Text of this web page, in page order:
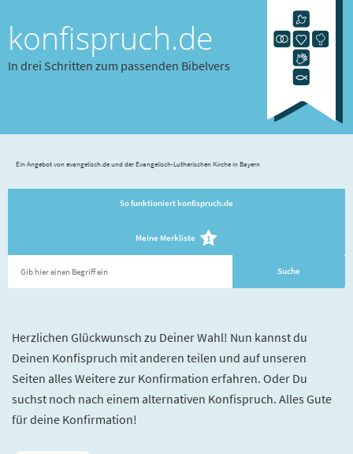
konfispruch.de
In drei Schritten zum passenden Bibelvers
Ein Angebot von evangelisch.de und der Evangelisch-Lutherischen Kirche in Bayern
So funktioniert konfispruch.de
Meine Merkliste 1
Herzlichen Glückwunsch zu Deiner Wahl! Nun kannst du
Deinen Konfispruch mit anderen teilen und auf unseren
Seiten alles Weitere zur Konfirmation erfahren. Oder Du
suchst noch nach einem alternativen Konfispruch. Alles Gute
für deine Konfirmation!